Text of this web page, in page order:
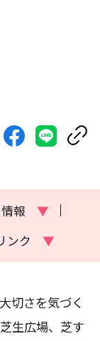
報
▼
ンク ▼
切さを気づく
生広場、芝す